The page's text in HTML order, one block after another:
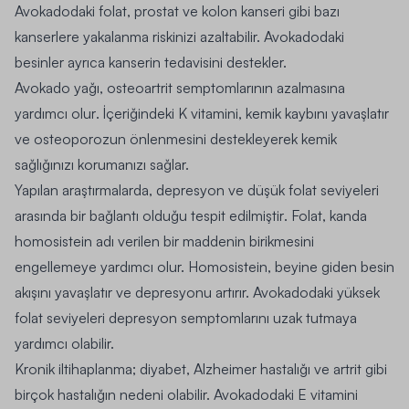
Avokadodaki folat, prostat ve kolon kanseri gibi bazı
kanserlere yakalanma riskinizi azaltabilir. Avokadodaki
besinler ayrıca kanserin tedavisini destekler.
Avokado yağı, osteoartrit semptomlarının azalmasına
yardımcı olur. İçeriğindeki K vitamini, kemik kaybını yavaşlatır
ve osteoporozun önlenmesini destekleyerek kemik
sağlığınızı korumanızı sağlar.
Yapılan araştırmalarda, depresyon ve düşük folat seviyeleri
arasında bir bağlantı olduğu tespit edilmiştir. Folat, kanda
homosistein adı verilen bir maddenin birikmesini
engellemeye yardımcı olur. Homosistein, beyine giden besin
akışını yavaşlatır ve depresyonu artırır. Avokadodaki yüksek
folat seviyeleri depresyon semptomlarını uzak tutmaya
yardımcı olabilir.
Kronik iltihaplanma; diyabet, Alzheimer hastalığı ve artrit gibi
birçok hastalığın nedeni olabilir. Avokadodaki E vitamini